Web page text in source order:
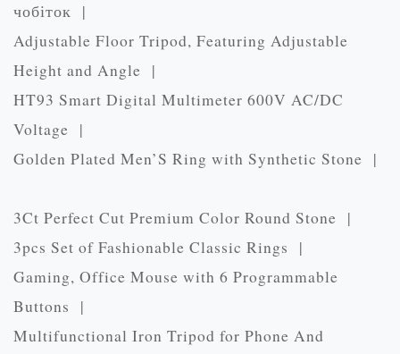
чобіток |
Adjustable Floor Tripod, Featuring Adjustable
Height and Angle |
HT93 Smart Digital Multimeter 600V AC/DC
Voltage |
Golden Plated Men’S Ring with Synthetic Stone |
3Ct Perfect Cut Premium Color Round Stone |
3pcs Set of Fashionable Classic Rings |
Gaming, Office Mouse with 6 Programmable
Buttons |
Multifunctional Iron Tripod for Phone And